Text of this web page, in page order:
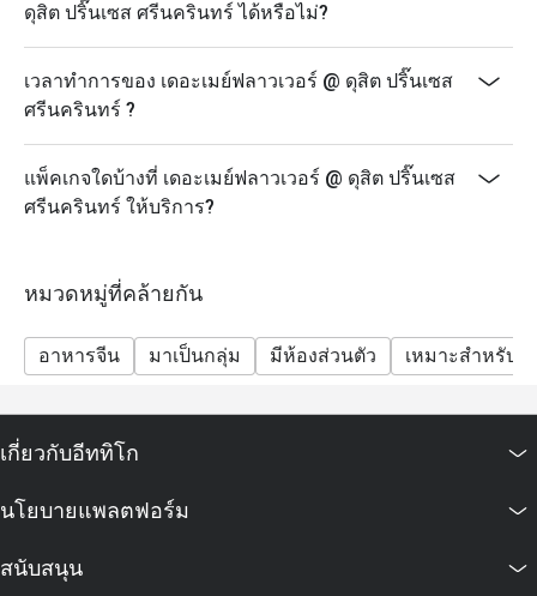
ดุสิต ปริ๊นเซส ศรีนครินทร์ ได้หรือไม่?
เวลาทำการของ เดอะเมย์ฟลาวเวอร์ @ ดุสิต ปริ๊นเซส
ศรีนครินทร์ ?
แพ็คเกจใดบ้างที่ เดอะเมย์ฟลาวเวอร์ @ ดุสิต ปริ๊นเซส
ศรีนครินทร์ ให้บริการ?
หมวดหมู่ที่คล้ายกัน
อาหารจีน มาเป็นกลุ่ม มีห้องส่วนตัว เหมาะสำหรับเ
เกี่ยวกับอีททิโก
นโยบายแพลตฟอร์ม
สนับสนุน